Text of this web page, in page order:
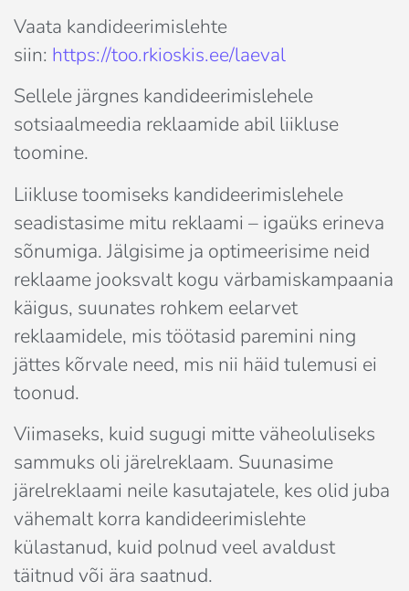
Vaata kandideerimislehte
siin: https://too.rkioskis.ee/laeval
Sellele järgnes kandideerimislehele
sotsiaalmeedia reklaamide abil liikluse
toomine.
Liikluse toomiseks kandideerimislehele
seadistasime mitu reklaami – igaüks erineva
sõnumiga. Jälgisime ja optimeerisime neid
reklaame jooksvalt kogu värbamiskampaania
käigus, suunates rohkem eelarvet
reklaamidele, mis töötasid paremini ning
jättes kõrvale need, mis nii häid tulemusi ei
toonud.
Viimaseks, kuid sugugi mitte väheoluliseks
sammuks oli järelreklaam. Suunasime
järelreklaami neile kasutajatele, kes olid juba
vähemalt korra kandideerimislehte
külastanud, kuid polnud veel avaldust
täitnud või ära saatnud.